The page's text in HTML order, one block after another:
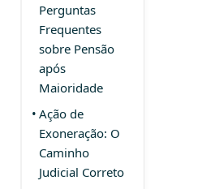
Perguntas
Frequentes
sobre Pensão
após
Maioridade
Ação de
Exoneração: O
Caminho
Judicial Correto